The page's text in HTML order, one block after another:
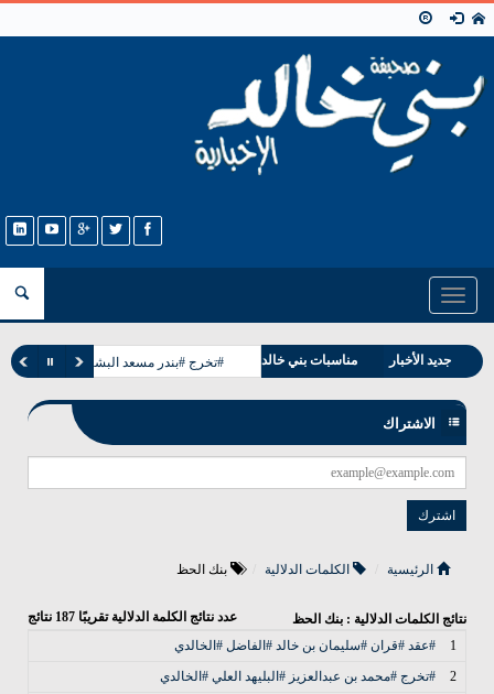
Toggle
navigation
جديد الأخبار
وفيات بني خالد
مناسبات بني خالد #تخرج #بندر مسعد البشيت #الخالدي
الاشتراك
الرئيسية الكلمات الدلالية بنك الحظ
نتائج الكلمات الدلالية : بنك الحظ عدد نتائج الكلمة الدلالية تقريبًا 187 نتائج
1
#عقد #قران #سليمان بن خالد #الفاضل #الخالدي
2
#تخرج #محمد بن عبدالعزيز #البليهد العلي #الخالدي